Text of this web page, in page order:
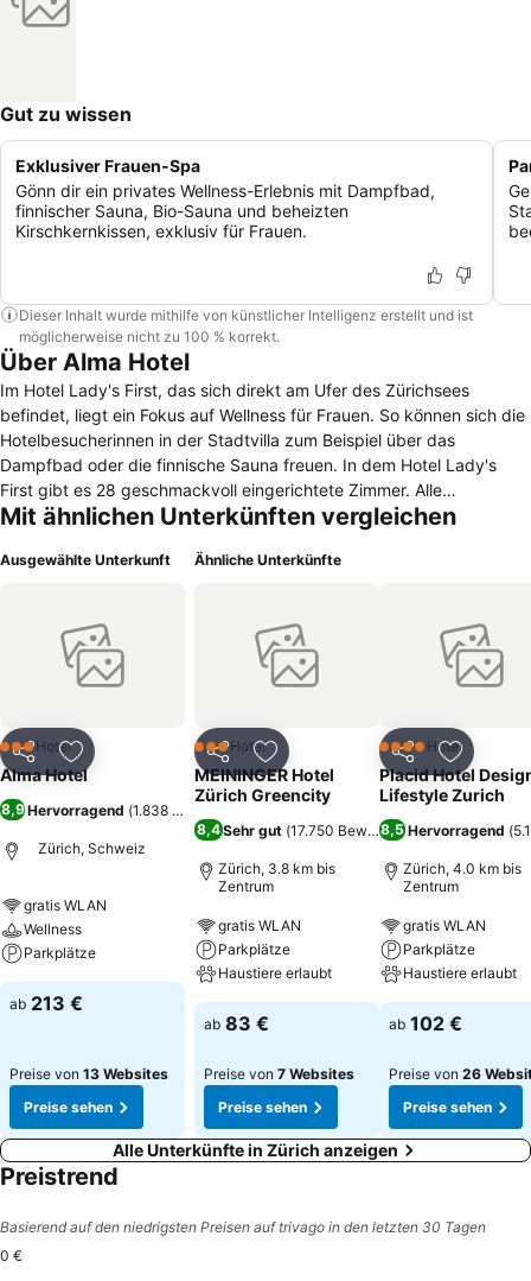
Gut zu wissen
Exklusiver Frauen-Spa
Gönn dir ein privates Wellness-Erlebnis mit Dampfbad,
finnischer Sauna, Bio-Sauna und beheizten
Kirschkernkissen, exklusiv für Frauen.
Dieser Inhalt wurde mithilfe von künstlicher Intelligenz erstellt und ist
möglicherweise nicht zu 100 % korrekt.
Über Alma Hotel
Im Hotel Lady's First, das sich direkt am Ufer des Zürichsees
befindet, liegt ein Fokus auf Wellness für Frauen. So können sich die
Hotelbesucherinnen in der Stadtvilla zum Beispiel über das
Dampfbad oder die finnische Sauna freuen. In dem Hotel Lady's
First gibt es 28 geschmackvoll eingerichtete Zimmer. Alle
Gästeräume sind mit einem Telefon, einem Safe, Bademänteln und
gibt es in den Räumen. In der Unterkunft können Frauen nicht nur
verwöhnen lassen. Im Hotel kann man als Gast täglich frühstücken.
In der Nähe gibt es viele verschiedene Restaurants, wie zum
Beispiel das Restaurant Ginger, das sich drei Gehminuten von der
von dem Haus aus ein kleiner Spaziergang von vier Minuten. Zehn
Minuten geht man zum Opernhaus Zürich.
Mit ähnlichen Unterkünften vergleichen
Ausgewählte Unterkunft
Teilen Zu Favoriten hinzufügen
3 SterneHotel
Alma Hotel
8,9Hervorragend (1.838 Bewertungen
Zürich, Schweiz
gratis WLAN
Wellness
Parkplätze
ab 213 €
Preise von 13 Websites
Preise sehen
Ähnliche Unterkünfte
Teilen Zu Favoriten hinzufügen
3 SterneHotel
MEININGER Hotel
Zürich Greencity
8,4Sehr gut (17.750 Bewertungen)
Zürich, 3.8 km bis
Zentrum
gratis WLAN
Parkplätze
Haustiere erlaubt
ab 83 €
Preise von 7 Websites
Preise sehen
Teilen Zu
4 SterneHotel
Placid Hotel
Lifestyle Zurich
8,5 Hervorragend (
Zürich, 4.0 km bis
Zentrum
gratis WLAN
Parkplätze
Haustiere erlaubt
ab 102 €
Preise von 26
Preise sehen
Alle Unterkünfte in Zürich anzeigen
Preistrend
Basierend auf den niedrigsten Preisen auf trivago in den letzten 30 Tagen
0 €